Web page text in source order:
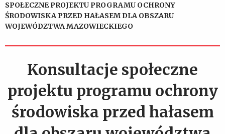
SPOŁECZNE PROJEKTU PROGRAMU OCHRONY
ŚRODOWISKA PRZED HAŁASEM DLA OBSZARU
WOJEWÓDZTWA MAZOWIECKIEGO
Konsultacje społeczne
projektu programu ochrony
środowiska przed hałasem